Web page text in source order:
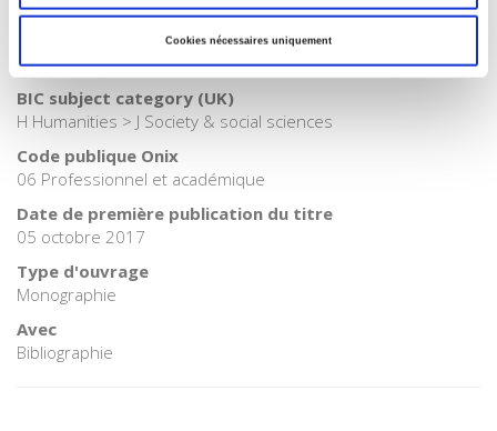
Cookies nécessaires uniquement
Internet Hierarchy>Société
BISAC Subject Heading
SOC010000 SOCIAL SCIENCE / Feminism & Feminist Theory
BIC subject category (UK)
H Humanities > J Society & social sciences
Code publique Onix
06 Professionnel et académique
Date de première publication du titre
05 octobre 2017
Type d'ouvrage
Monographie
Avec
Bibliographie